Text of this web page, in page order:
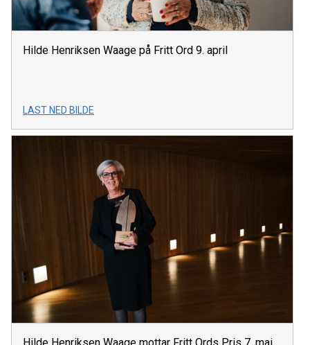
Hilde Henriksen Waage på Fritt Ord 9. april
LAST NED BILDE